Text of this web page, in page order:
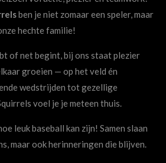
ben je niet zomaar een speler, maar
hechte familie!
of net begint, bij ons staat plezier
groeien — op het veld én
wedstrijden tot gezellige
voel je je meteen thuis.
leuk baseball kan zijn! Samen slaan
maar ook herinneringen die blijven.